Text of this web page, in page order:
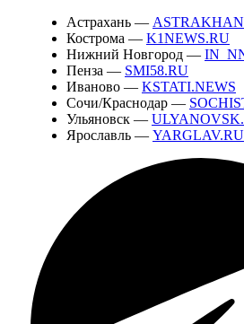
Астрахань —
Кострома — K1NEWS.RU
Нижний Новгород —
Пенза — SMI58.RU
Иваново — KSTATI.NEWS
Сочи/Краснодар —
Ульяновск —
Ярославль — YARGLAV.RU